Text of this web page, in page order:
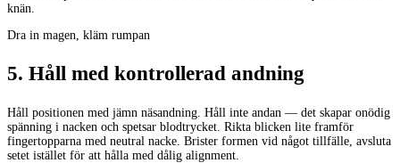
knän.
Dra in magen, kläm rumpan
5. Håll med kontrollerad andning
Håll positionen med jämn näsandning. Håll inte andan — det skapar onödig
spänning i nacken och spetsar blodtrycket. Rikta blicken lite framför
fingertopparna med neutral nacke. Brister formen vid något tillfälle, avsluta
setet istället för att hålla med dålig alignment.